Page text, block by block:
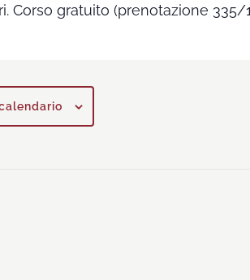
Corso gratuito (prenotazione 335/